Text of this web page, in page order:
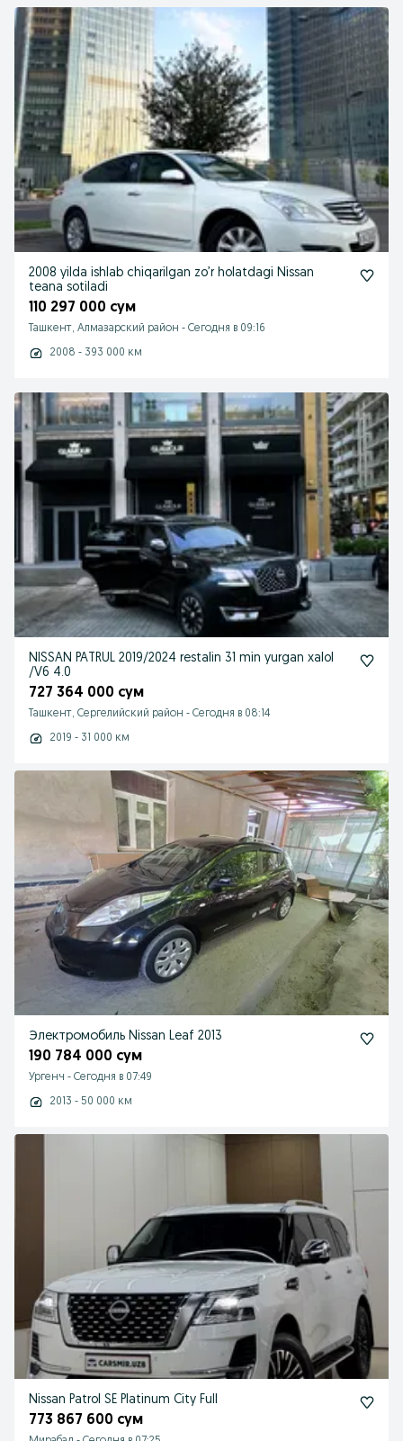
2008 yilda ishlab chiqarilgan zo’r holatdagi Nissan
teana sotiladi
110 297 000 сум
Ташкент, Алмазарский район - Сегодня в 09:16
2008 - 393 000 км
NISSAN PATRUL 2019/2024 restalin 31 min yurgan xalol
/V6 4.0
727 364 000 сум
Ташкент, Сергелийский район - Сегодня в 08:14
2019 - 31 000 км
Электромобиль Nissan Leaf 2013
190 784 000 сум
Ургенч - Сегодня в 07:49
2013 - 50 000 км
Nissan Patrol SE Platinum City Full
773 867 600 сум